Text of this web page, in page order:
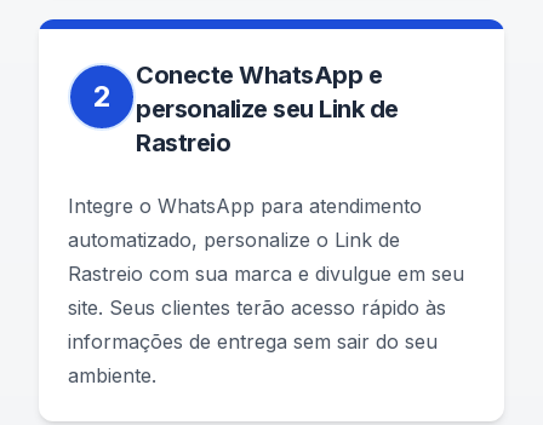
2
Conecte WhatsApp e
personalize seu Link de
Rastreio
Integre o WhatsApp para atendimento
automatizado, personalize o Link de
Rastreio com sua marca e divulgue em seu
site. Seus clientes terão acesso rápido às
informações de entrega sem sair do seu
ambiente.